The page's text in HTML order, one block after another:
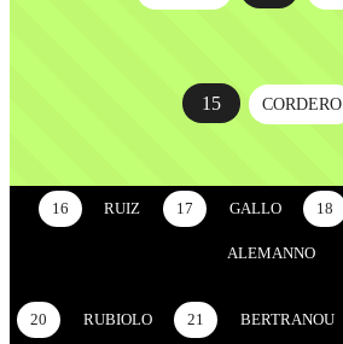
15 CORDERO
16 RUIZ 17 GALLO 18
ALEMANNO
20 RUBIOLO 21 BERTRANOU